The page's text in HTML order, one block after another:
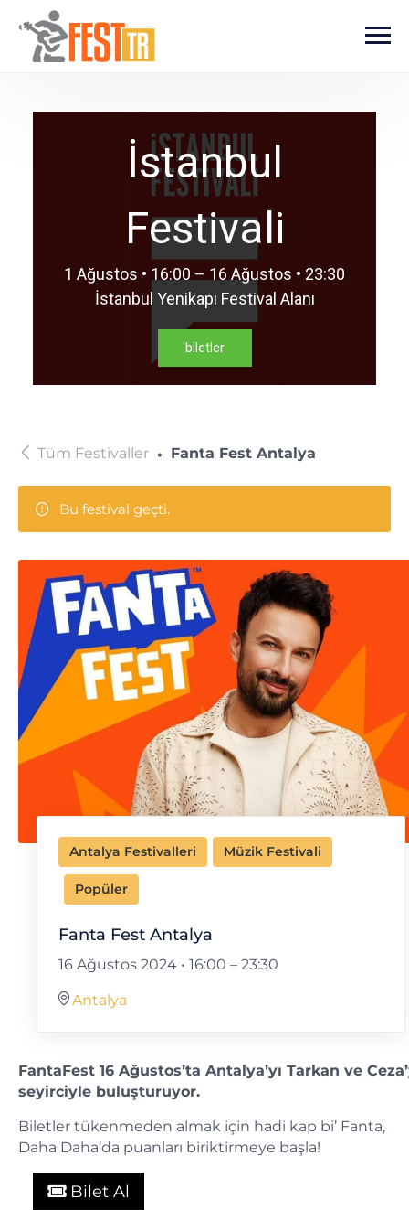
Ana içeriğe atla
İstanbul
Festivali
1 Ağustos • 16:00 – 16 Ağustos • 23:30
İstanbul Yenikapı Festival Alanı
biletler
Tüm Festivaller Fanta Fest Antalya
Bu festival geçti.
Antalya Festivalleri Müzik Festivali
Popüler
Fanta Fest Antalya
16 Ağustos 2024 • 16:00 – 23:30
Antalya
FantaFest 16 Ağustos’ta Antalya’yı Tarkan ve
seyirciyle buluşturuyor.
Biletler tükenmeden almak için hadi kap bi’ Fanta,
Daha Daha’da puanları biriktirmeye başla!
Bilet Al